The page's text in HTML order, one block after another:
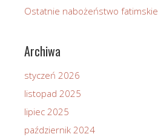
Ostatnie nabożeństwo fatimskie
Archiwa
styczeń 2026
listopad 2025
lipiec 2025
październik 2024